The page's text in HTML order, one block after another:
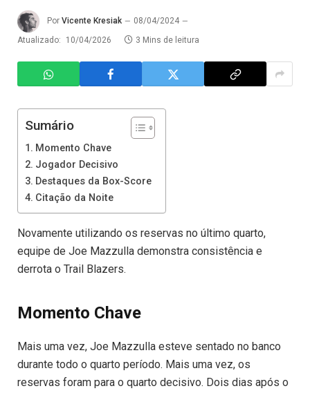
Por Vicente Kresiak
08/04/2024
Atualizado:
10/04/2026 3 Mins de leitura
Sumário
Momento Chave
Jogador Decisivo
Destaques da Box-Score
Citação da Noite
Novamente utilizando os reservas no último quarto,
equipe de Joe Mazzulla demonstra consistência e
derrota o Trail Blazers.
Momento Chave
Mais uma vez, Joe Mazzulla esteve sentado no banco
durante todo o quarto período. Mais uma vez, os
reservas foram para o quarto decisivo. Dois dias após o